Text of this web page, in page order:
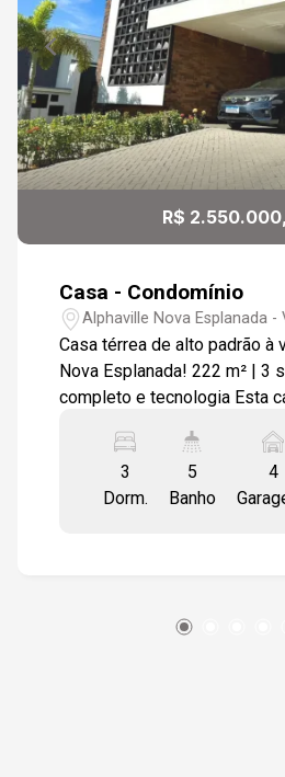
R$
Casa - Condomínio
Alphaville Nova Esplanada
Casa térrea de alto padrão à
Nova Esplanada! 222 m² | 3 suítes | lazer
completo e tecnologia Esta casa térrea de alto
tecnologia, sustentabilidade
em um dos bairros mais
Votorantim. Com um projeto
construída em terreno de 415
3
Dorm.
5
Banho
4